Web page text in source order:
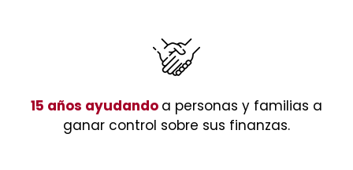
15 años ayudando a personas y familias a
ganar control sobre sus finanzas.